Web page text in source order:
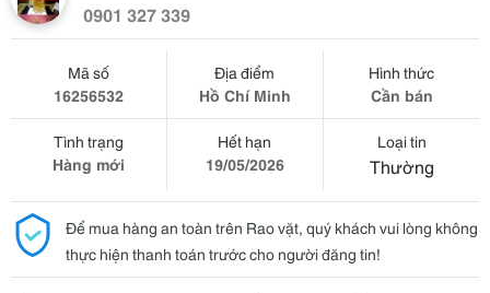
0901 327 339
Mã số
16256532
Địa điểm
Hồ Chí Minh
Hình thức
Cần bán
Tình trạng
Hàng mới
Hết hạn
19/05/2026
Loại tin
Thường
Để mua hàng an toàn trên Rao vặt, quý khách vui lòng không
thực hiện thanh toán trước cho người đăng tin!